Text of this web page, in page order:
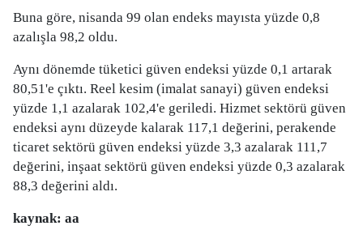
Buna göre, nisanda 99 olan endeks mayısta yüzde 0,8
azalışla 98,2 oldu.
Aynı dönemde tüketici güven endeksi yüzde 0,1 artarak
80,51'e çıktı. Reel kesim (imalat sanayi) güven endeksi
yüzde 1,1 azalarak 102,4'e geriledi. Hizmet sektörü güven
endeksi aynı düzeyde kalarak 117,1 değerini, perakende
ticaret sektörü güven endeksi yüzde 3,3 azalarak 111,7
değerini, inşaat sektörü güven endeksi yüzde 0,3 azalarak
88,3 değerini aldı.
kaynak: aa